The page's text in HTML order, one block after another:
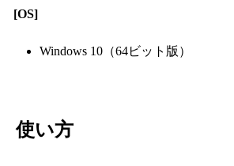
[OS]
Windows 10（64ビット版）
使い方